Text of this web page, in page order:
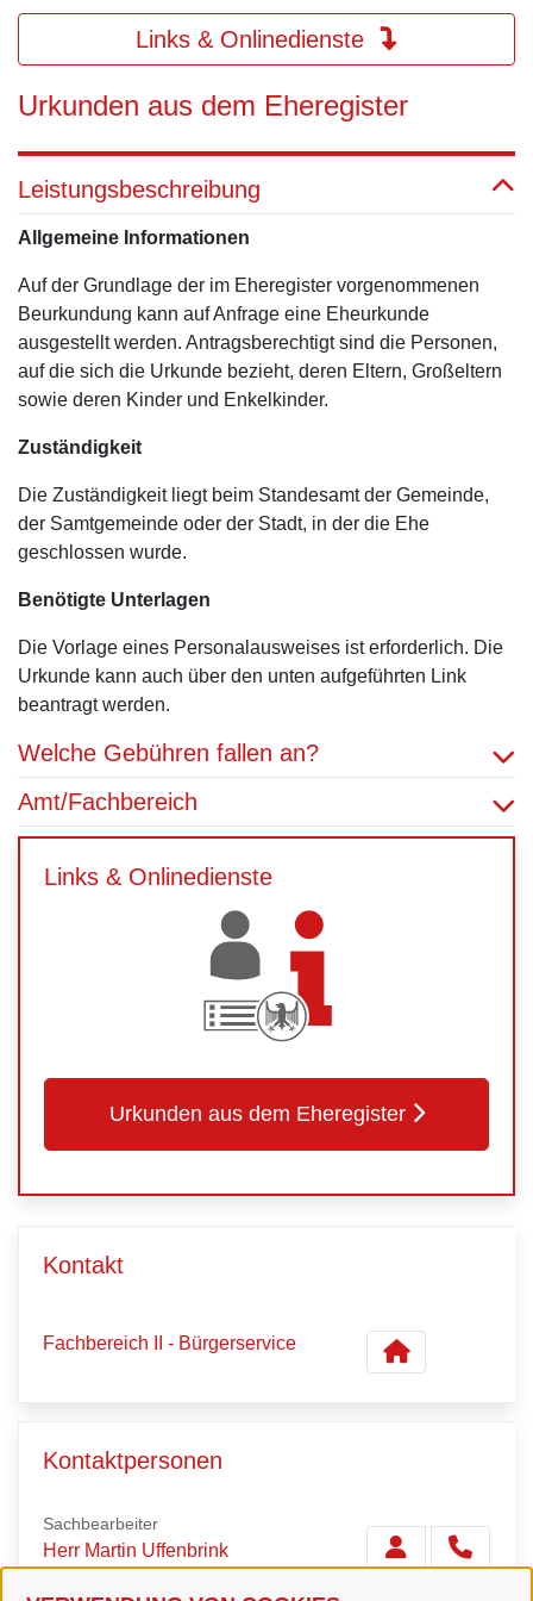
Links & Onlinedienste
Urkunden aus dem Eheregister
Leistungsbeschreibung
Allgemeine Informationen
Auf der Grundlage der im Eheregister vorgenommenen
Beurkundung kann auf Anfrage eine Eheurkunde
ausgestellt werden. Antragsberechtigt sind die Personen,
auf die sich die Urkunde bezieht, deren Eltern, Großeltern
sowie deren Kinder und Enkelkinder.
Zuständigkeit
Die Zuständigkeit liegt beim Standesamt der Gemeinde,
der Samtgemeinde oder der Stadt, in der die Ehe
geschlossen wurde.
Benötigte Unterlagen
Die Vorlage eines Personalausweises ist erforderlich. Die
Urkunde kann auch über den unten aufgeführten Link
beantragt werden.
Welche Gebühren fallen an?
Amt/Fachbereich
Links & Onlinedienste
Urkunden aus dem Eheregister
Kontakt
Fachbereich II - Bürgerservice
Kontaktpersonen
Sachbearbeiter
Herr Martin Uffenbrink